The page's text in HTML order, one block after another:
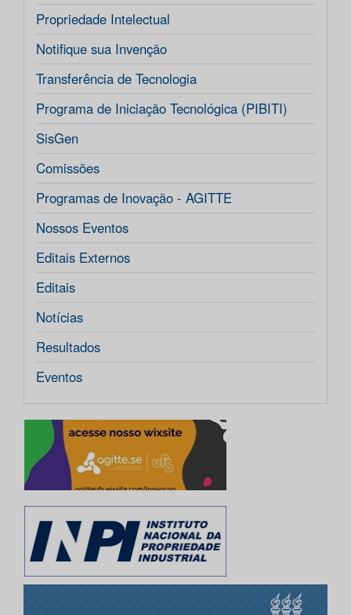
Propriedade Intelectual
Notifique sua Invenção
Transferência de Tecnologia
Programa de Iniciação Tecnológica (PIBITI)
SisGen
Comissões
Programas de Inovação - AGITTE
Nossos Eventos
Editais Externos
Editais
Notícias
Resultados
Eventos